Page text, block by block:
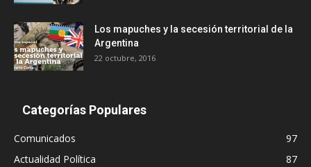
Los mapuches y la secesión territorial de la
Argentina
22 octubre, 2016
Categorías Populares
Comunicados
97
Actualidad Política
87